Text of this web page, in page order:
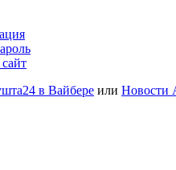
в Вайбере или Новости